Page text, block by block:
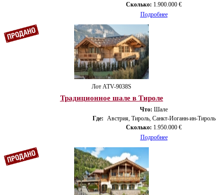
Сколько: 1.900.000 €
Подробнее
Лот ATV-9038S
Традиционное шале в Тироле
Что: Шале
Где: Австрия, Тироль, Санкт-Иоганн-ин-Тироль
Сколько: 1.950.000 €
Подробнее